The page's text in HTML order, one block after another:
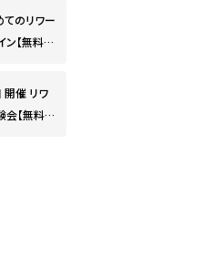
のリワー
【無料・
開催 リワ
【無料・